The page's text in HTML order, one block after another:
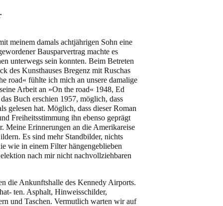
meinem damals achtjährigen Sohn eine
Bausparvertrag machte es
unterwegs sein konnten. Beim Betreten
des Kunsthauses Bregenz mit Ruschas
road« fühlte ich mich an unsere damalige
Arbeit an »On the road« 1948, Ed
Buch erschien 1957, möglich, dass
gelesen hat. Möglich, dass dieser Roman
Freiheitsstimmung ihn ebenso geprägt
Meine Erinnerungen an die Amerikareise
Es sind mehr Standbilder, nichts
wie in einem Filter hängengeblieben
nach mir nicht nachvollziehbaren
die Ankunftshalle des Kennedy Airports.
ten. Asphalt, Hinweisschilder,
und Taschen. Vermutlich warten wir auf